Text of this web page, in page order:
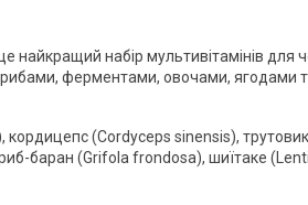
найкращий набір мультивітамінів для
ферментами, овочами, ягодами
(Cordyceps sinensis),
баран (Grifola frondosa), шиїтаке